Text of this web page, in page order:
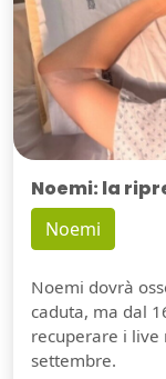
Noemi: la
Noemi
Noemi dovrà
caduta, ma dal
recuperare i live
settembre.